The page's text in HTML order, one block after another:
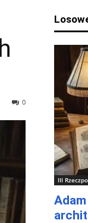
0
III